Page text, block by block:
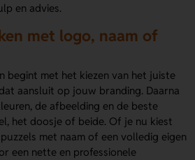
en advies.
met logo, naam of
begint met het kiezen van het juiste
aansluit op jouw branding. Daarna
de afbeelding en de beste
het doosje of beide. Of je nu kiest
met naam of een volledig eigen
een nette en professionele